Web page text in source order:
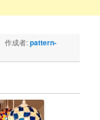
作成者:pattern-